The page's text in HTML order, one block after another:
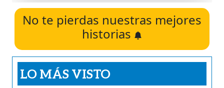
No te pierdas nuestras mejores
historias
LO MÁS VISTO